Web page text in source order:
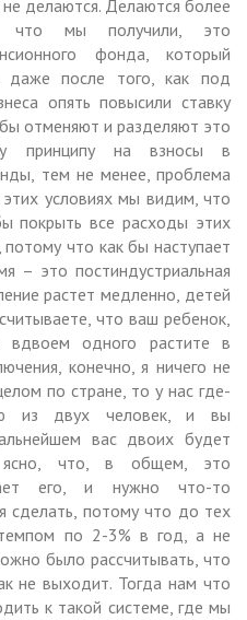
делаются. Делаются более
что мы получили, это
фонда, который
после того, как под
опять повысили ставку
отменяют и разделяют это
принципу на взносы в
тем не менее, проблема
условиях мы видим, что
покрыть все расходы этих
что как бы наступает
– это постиндустриальная
растет медленно, детей
что ваш ребенок,
вдвоем одного растите в
конечно, я ничего не
по стране, то у нас где-
из двух человек, и вы
вас двоих будет
ясно, что, в общем, это
его, и нужно что-то
сделать, потому что до тех
по 2-3% в год, а не
было рассчитывать, что
не выходит. Тогда нам что
к такой системе, где мы